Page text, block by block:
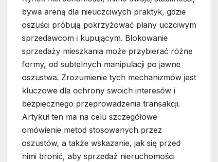
bywa areną dla nieuczciwych praktyk, gdzie
oszuści próbują pokrzyżować plany uczciwym
sprzedawcom i kupującym. Blokowanie
sprzedaży mieszkania może przybierać różne
formy, od subtelnych manipulacji po jawne
oszustwa. Zrozumienie tych mechanizmów jest
kluczowe dla ochrony swoich interesów i
bezpiecznego przeprowadzenia transakcji.
Artykuł ten ma na celu szczegółowe
omówienie metod stosowanych przez
oszustów, a także wskazanie, jak się przed
nimi bronić, aby sprzedaż nieruchomości